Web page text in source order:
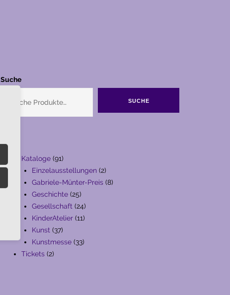
Suche
SUCHE
Kataloge 9191
Produkte
Einzelausstellungen 22
Produkte
Gabriele-Münter-Preis 88
Geschichte 2525
Produkte
Gesellschaft 2424
Produkte
KinderAtelier 1111
Kunst 3737
Produkte
Kunstmesse 3333
Tickets 22